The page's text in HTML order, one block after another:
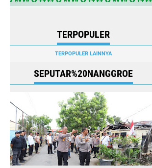
TERPOPULER
TERPOPULER LAINNYA
SEPUTAR%20NANGGROE